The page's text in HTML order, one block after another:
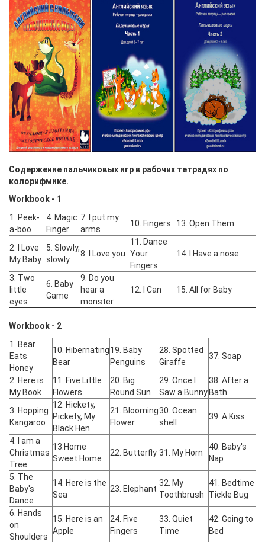
Содержение пальчиковых игр в рабочих тетрадях по
колорифмике.
Workbook - 1
1. Peek-
a-boo
4. Magic
Finger
7. I put my
arms
10. Fingers 13. Open Them
2. I Love
My Baby
5. Slowly,
slowly
8. I Love you
11. Dance
Your
Fingers
14. I Have a nose
3. Two
little
eyes
6. Baby
Game
9. Do you
hear a
monster
12. I Can 15. All for Baby
Workbook - 2
1. Bear
Eats
Honey
10. Hibernating
Bear
19. Baby
Penguins
28. Spotted
Giraffe
37. Soap
2. Here is
My Book
11. Five Little
Flowers
20. Big
Round Sun
29. Once I
Saw a Bunny
38. After a
Bath
3. Hopping
Kangaroo
12. Hickety,
Pickety, My
Black Hen
21. Blooming
Flower
30. Ocean
shell
39. A Kiss
4. I am a
Christmas
Tree
13.Home
Sweet Home
22. Butterfly 31. My Horn
40. Baby's
Nap
5. The
Baby's
Dance
14. Here is the
Sea
23. Elephant
32. My
Toothbrush
41. Bedtime
Tickle Bug
6. Hands
on
Shoulders
15. Here is an
Apple
24. Five
Fingers
33. Quiet
Time
42. Going to
Bed